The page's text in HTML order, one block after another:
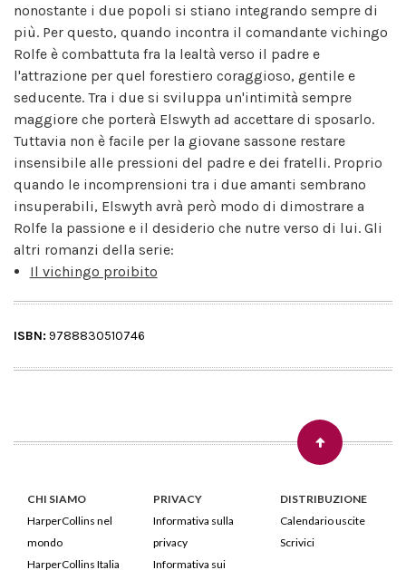
nonostante i due popoli si stiano integrando sempre di
più. Per questo, quando incontra il comandante vichingo
Rolfe è combattuta fra la lealtà verso il padre e
l'attrazione per quel forestiero coraggioso, gentile e
seducente. Tra i due si sviluppa un'intimità sempre
maggiore che porterà Elswyth ad accettare di sposarlo.
Tuttavia non è facile per la giovane sassone restare
insensibile alle pressioni del padre e dei fratelli. Proprio
quando le incomprensioni tra i due amanti sembrano
insuperabili, Elswyth avrà però modo di dimostrare a
Rolfe la passione e il desiderio che nutre verso di lui. Gli
altri romanzi della serie:
Il vichingo proibito
ISBN: 9788830510746
CHI SIAMO
HarperCollins nel
mondo
HarperCollins Italia
PRIVACY
Informativa sulla
privacy
Informativa sui
DISTRIBUZIONE
Calendario uscite
Scrivici